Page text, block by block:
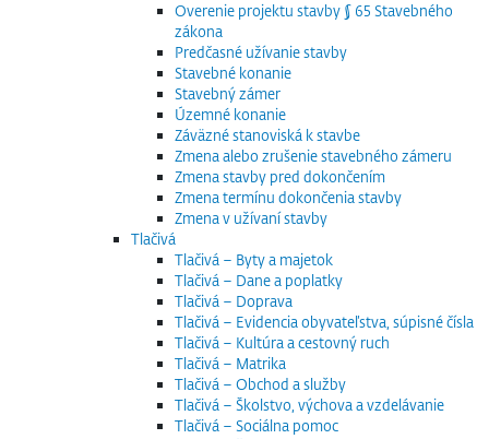
Overenie projektu stavby § 65 Stavebného
zákona
Predčasné užívanie stavby
Stavebné konanie
Stavebný zámer
Územné konanie
Záväzné stanoviská k stavbe
Zmena alebo zrušenie stavebného zámeru
Zmena stavby pred dokončením
Zmena termínu dokončenia stavby
Zmena v užívaní stavby
Tlačivá
Tlačivá – Byty a majetok
Tlačivá – Dane a poplatky
Tlačivá – Doprava
Tlačivá – Evidencia obyvateľstva, súpisné čísla
Tlačivá – Kultúra a cestovný ruch
Tlačivá – Matrika
Tlačivá – Obchod a služby
Tlačivá – Školstvo, výchova a vzdelávanie
Tlačivá – Sociálna pomoc